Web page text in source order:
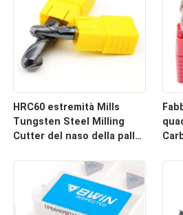
HRC60 estremità Mills
Tungsten Steel Milling
Cutter del naso della palla
del carburo 2 con la testa
della palla